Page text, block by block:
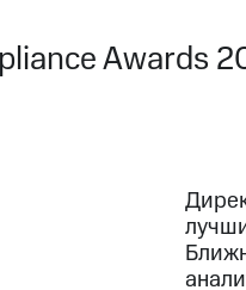
Awards